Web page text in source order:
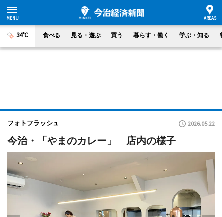
34°C 食べる 見る・遊ぶ 買う 暮らす・働く 学ぶ・知る
フォトフラッシュ 2026.05.22
今治・「やまのカレー」 店内の様子